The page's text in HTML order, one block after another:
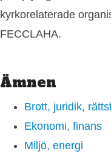
kyrkorelaterade
FECCLAHA.
Ämnen
Brott, juridik,
Ekonomi, finans
Miljö, energi